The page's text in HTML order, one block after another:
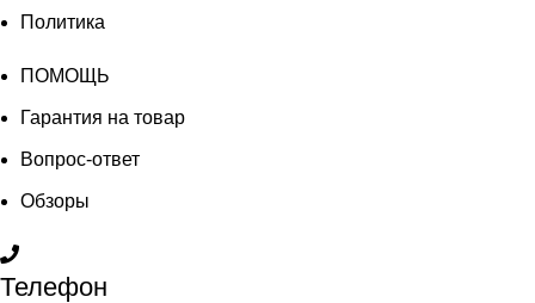
Политика
ПОМОЩЬ
Гарантия на товар
Вопрос-ответ
Обзоры
Телефон